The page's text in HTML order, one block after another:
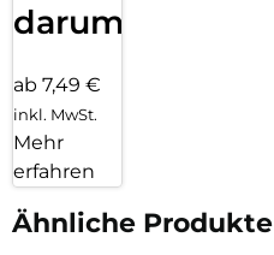
darum!
ab 7,49 €
inkl. MwSt.
Mehr
erfahren
Ähnliche Produkte